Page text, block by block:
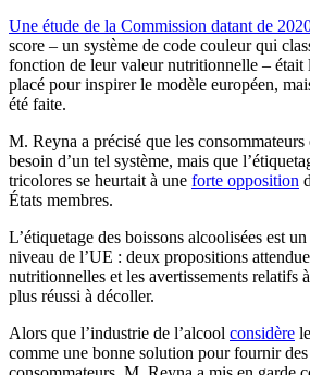
Une étude de la Commission datant de
score – un système de code couleur qui
fonction de leur valeur nutritionnelle – était
placé pour inspirer le modèle européen,
été faite.
M. Reyna a précisé que les consommateurs
besoin d’un tel système, mais que
tricolores se heurtait à une forte opposition
États membres.
L’étiquetage des boissons alcoolisées est
niveau de l’UE : deux propositions
nutritionnelles et les avertissements relatifs
plus réussi à décoller.
Alors que l’industrie de l’alcool considère
comme une bonne solution pour fournir